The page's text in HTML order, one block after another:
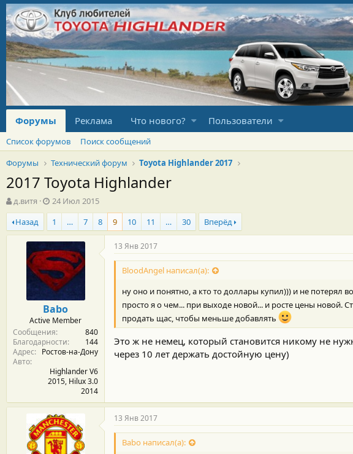
Форумы Реклама Что нового? Пользователи
Список форумов
Поиск сообщений
Форумы
Технический форум Toyota Highlander 2017
2017 Toyota Highlander
А
в
т
о
д.витя
Д
а
т
а
н
а
ч
а
л
а
24 Июл 2015
Назад
1 … 7 8 9 10 11 … 30 Вперёд
Babo
Active Member
Сообщения
840
Благодарности
144
Адрес
Ростов-на-Дону
Авто
Highlander V6
2015, Hilux 3.0
2014
13 Янв 2017
BloodAngel написал(а):
ну оно и понятно, а кто то доллары купил))) и не потерял
просто я о чем... при выходе новой... и росте цены новой.
продать щас, чтобы меньше добавлять
Это ж не немец, который становится никому не
через 10 лет держать достойную цену)
13 Янв 2017
Babo написал(а):